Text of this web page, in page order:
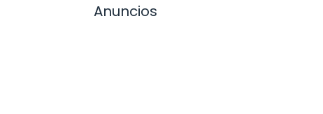
Anuncios